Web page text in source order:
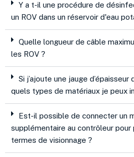
Y a t-il une procédure de
un ROV dans un réservoir d'eau
Quelle longueur de câble
les ROV ?
Si j’ajoute une jauge d’épaisseur
quels types de matériaux je peux
Est-il possible de connecter un
supplémentaire au contrôleur
termes de visionnage ?